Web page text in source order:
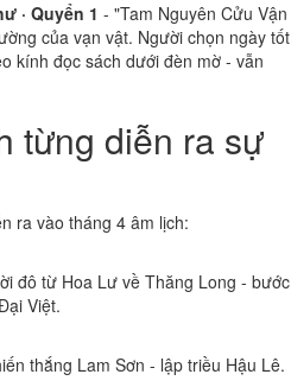
· Quyển 1 - "Tam Nguyên Cửu Vận
của vạn vật. Người chọn ngày tốt
kính đọc sách dưới đèn mờ - vẫn
từng diễn ra sự
ra vào tháng 4 âm lịch:
đô từ Hoa Lư về Thăng Long - bước
Việt.
thắng Lam Sơn - lập triều Hậu Lê.